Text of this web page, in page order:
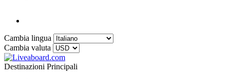
Cambia lingua
Cambia valuta
Destinazioni Principali